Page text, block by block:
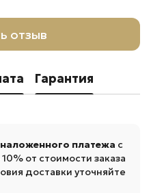
отзыв
Гарантия
наложенного платежа с
от стоимости заказа
доставки уточняйте